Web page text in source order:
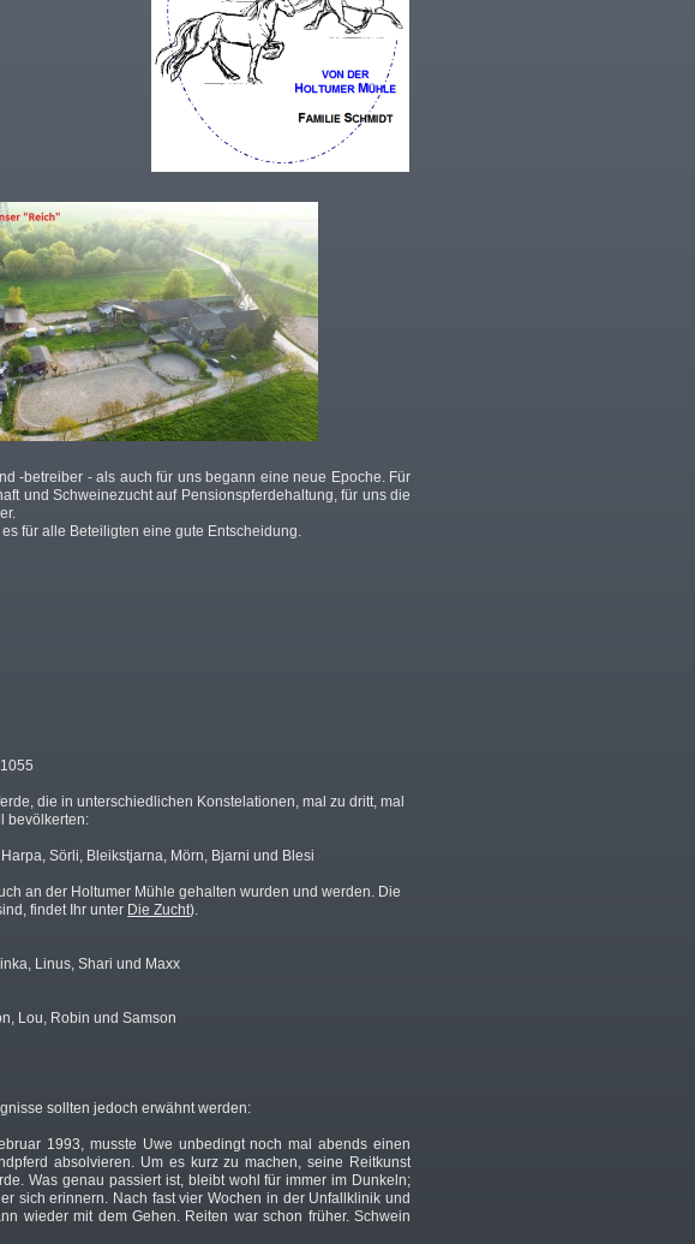
-betreiber - als auch für uns begann eine neue Epoche. Für
und Schweinezucht auf Pensionspferdehaltung, für uns die
für alle Beteiligten eine gute Entscheidung.
die in unterschiedlichen Konstelationen, mal zu dritt, mal
bevölkerten:
Sörli, Bleikstjarna, Mörn, Bjarni und Blesi
an der Holtumer Mühle gehalten wurden und werden. Die
findet Ihr unter Die Zucht).
Linus, Shari und Maxx
Lou, Robin und Samson
sollten jedoch erwähnt werden:
1993, musste Uwe unbedingt noch mal abends einen
absolvieren. Um es kurz zu machen, seine Reitkunst
Was genau passiert ist, bleibt wohl für immer im Dunkeln;
sich erinnern. Nach fast vier Wochen in der Unfallklinik und
wieder mit dem Gehen. Reiten war schon früher. Schwein